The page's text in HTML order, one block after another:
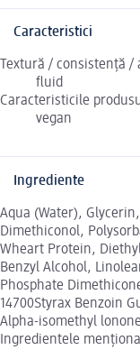
Caracteristici
Textură / consistență /
fluid
Caracteristicile
vegan
Ingrediente
Aqua (Water),
Dimethiconol,
Wheart Protein,
Benzyl Alcohol,
Phosphate
14700Styrax Benzoin
Alpha-isomethyl
Ingredientele